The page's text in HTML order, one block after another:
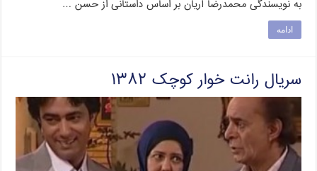
به نویسندگی محمدرضا آریان بر اساس داستانی از حسن …
ادامه
سریال رانت خوار کوچک ۱۳۸۲